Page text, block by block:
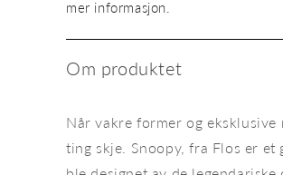
Snoopy
mer informasjon.
Om produktet
Når vakre former og
ting skje. Snoopy, fra Flos er et